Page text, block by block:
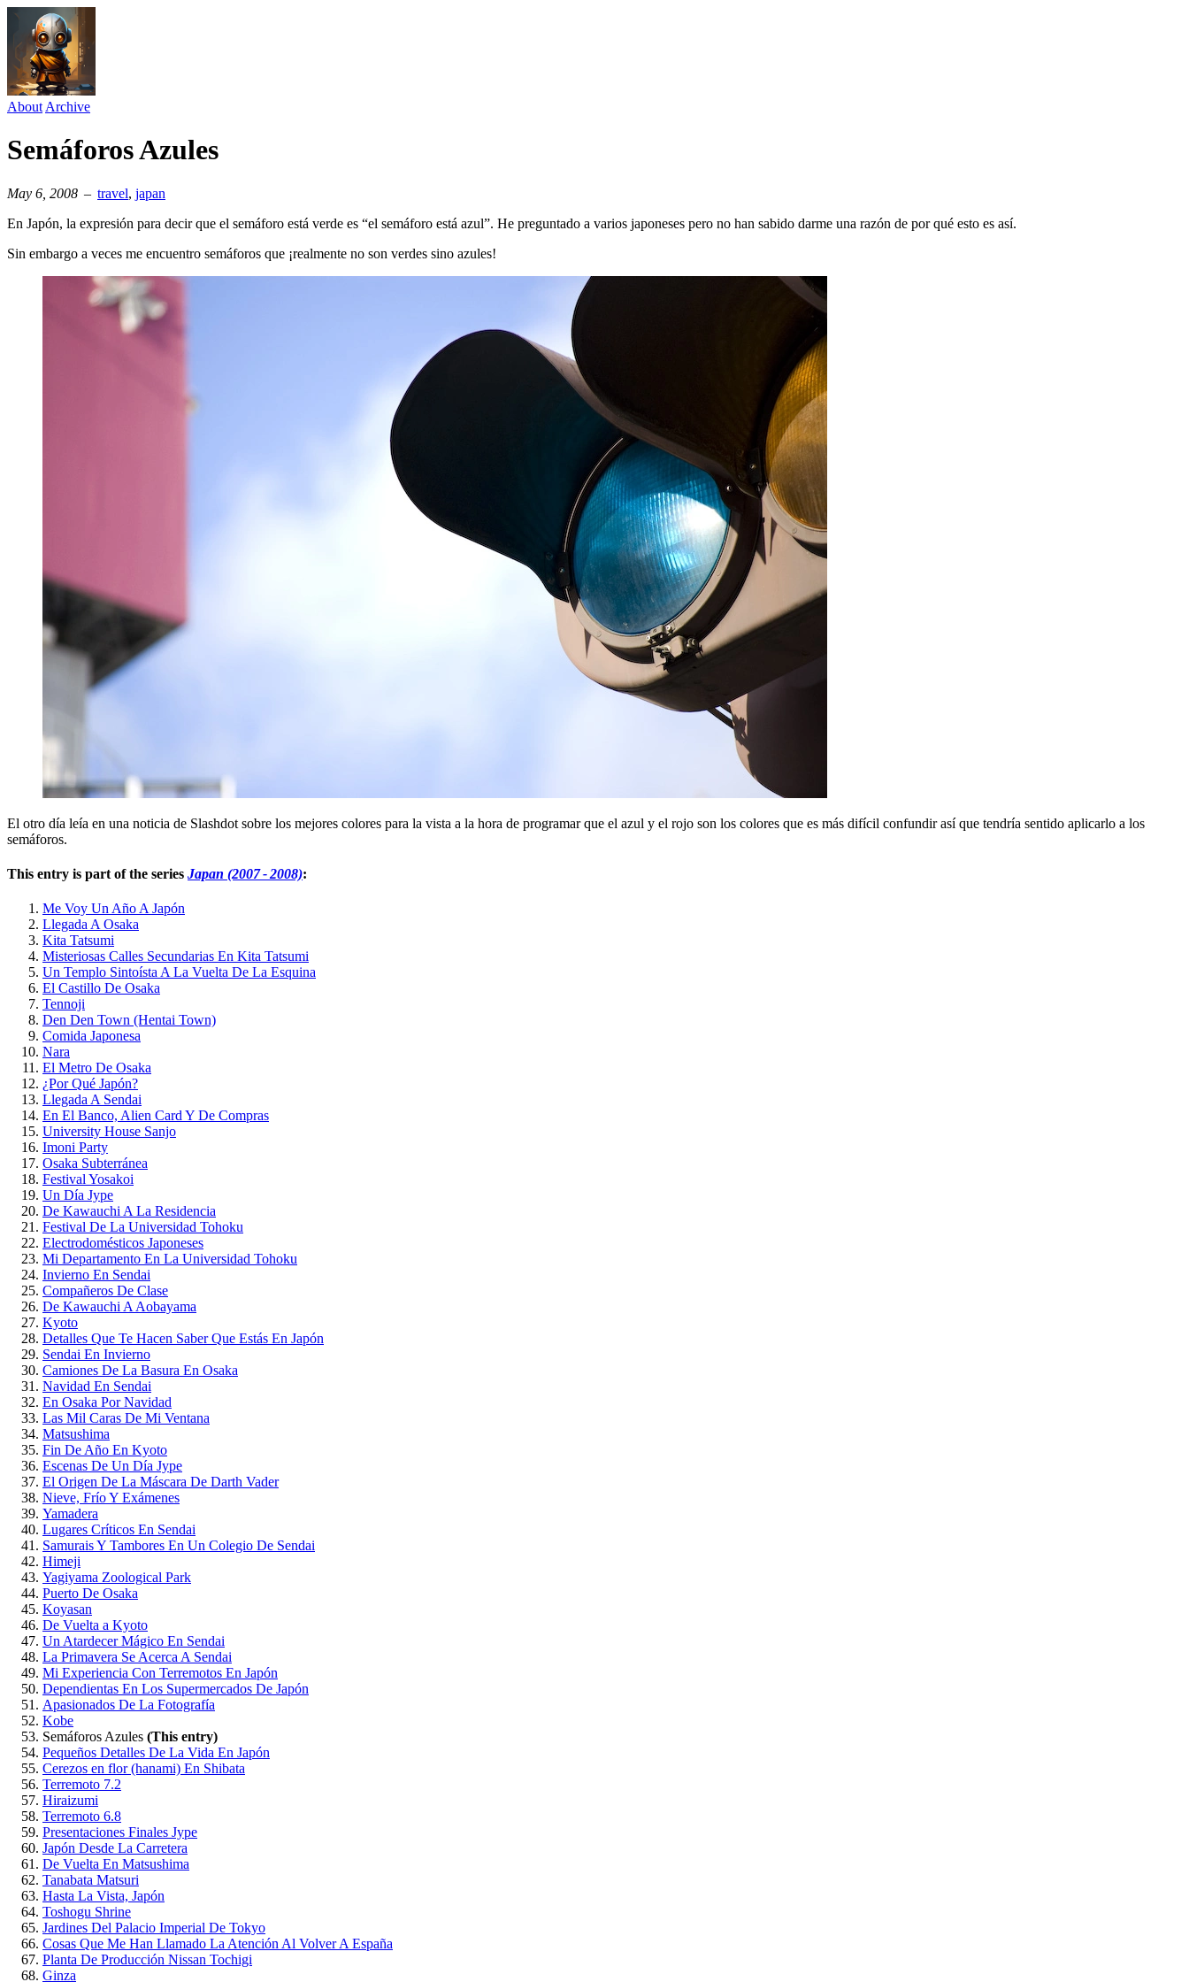
About Archive
Semáforos Azules
May 6, 2008 – travel⁠, japan
En Japón, la expresión para decir que el semáforo está verde es “el semáforo está azul”. He preguntado a varios japoneses pero no han sabido darme una razón de por qué esto es así.
Sin embargo a veces me encuentro semáforos que ¡realmente no son verdes sino azules!
El otro día leía en una noticia de Slashdot sobre los mejores colores para la vista a la hora de programar que el azul y el rojo son los colores que es más difícil confundir así que tendría sentido aplicarlo a los
semáforos.
This entry is part of the series Japan (2007 - 2008):
Me Voy Un Año A Japón
Llegada A Osaka
Kita Tatsumi
Misteriosas Calles Secundarias En Kita Tatsumi
Un Templo Sintoísta A La Vuelta De La Esquina
El Castillo De Osaka
Tennoji
Den Den Town (Hentai Town)
Comida Japonesa
Nara
El Metro De Osaka
¿Por Qué Japón?
Llegada A Sendai
En El Banco, Alien Card Y De Compras
University House Sanjo
Imoni Party
Osaka Subterránea
Festival Yosakoi
Un Día Jype
De Kawauchi A La Residencia
Festival De La Universidad Tohoku
Electrodomésticos Japoneses
Mi Departamento En La Universidad Tohoku
Invierno En Sendai
Compañeros De Clase
De Kawauchi A Aobayama
Kyoto
Detalles Que Te Hacen Saber Que Estás En Japón
Sendai En Invierno
Camiones De La Basura En Osaka
Navidad En Sendai
En Osaka Por Navidad
Las Mil Caras De Mi Ventana
Matsushima
Fin De Año En Kyoto
Escenas De Un Día Jype
El Origen De La Máscara De Darth Vader
Nieve, Frío Y Exámenes
Yamadera
Lugares Críticos En Sendai
Samurais Y Tambores En Un Colegio De Sendai
Himeji
Yagiyama Zoological Park
Puerto De Osaka
Koyasan
De Vuelta a Kyoto
Un Atardecer Mágico En Sendai
La Primavera Se Acerca A Sendai
Mi Experiencia Con Terremotos En Japón
Dependientas En Los Supermercados De Japón
Apasionados De La Fotografía
Kobe
Semáforos Azules (This entry)
Pequeños Detalles De La Vida En Japón
Cerezos en flor (hanami) En Shibata
Terremoto 7.2
Hiraizumi
Terremoto 6.8
Presentaciones Finales Jype
Japón Desde La Carretera
De Vuelta En Matsushima
Tanabata Matsuri
Hasta La Vista, Japón
Toshogu Shrine
Jardines Del Palacio Imperial De Tokyo
Cosas Que Me Han Llamado La Atención Al Volver A España
Planta De Producción Nissan Tochigi
Ginza